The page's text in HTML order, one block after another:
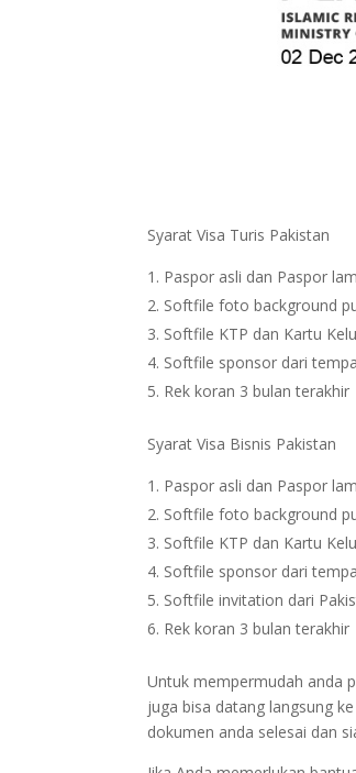
Syarat Visa Turis Pakistan
Paspor asli dan Paspor
Softfile foto background
Softfile KTP dan Kartu
Softfile sponsor dari
Rek koran 3 bulan terakhir
Syarat Visa Bisnis Pakistan
Paspor asli dan Paspor
Softfile foto background
Softfile KTP dan Kartu
Softfile sponsor dari
Softfile invitation dari
Rek koran 3 bulan terakhir
Untuk mempermudah anda
juga bisa datang langsung
dokumen anda selesai dan